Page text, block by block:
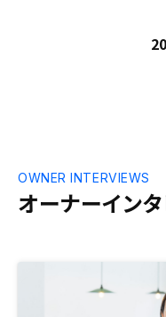
オーナーイン
OWNER INTERVIEWS